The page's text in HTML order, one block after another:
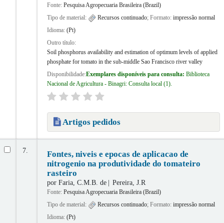
Fonte: Pesquisa Agropecuaria Brasileira (Brazil)
Tipo de material:
Recursos continuado; Formato: impressão normal
Idioma: (Pt)
Outro título:
Soil phosphorus availability and estimation of optimum levels of applied
phosphate for tomato in the sub-middle Sao Francisco river valley
Disponibilidade:Exemplares disponíveis para consulta: Biblioteca
Nacional de Agricultura - Binagri: Consulta local (1).
Artigos pedidos
7.
Fontes, niveis e epocas de aplicacao de
nitrogenio na produtividade do tomateiro
rasteiro
por Faria, C.M.B. de Pereira, J.R
Fonte: Pesquisa Agropecuaria Brasileira (Brazil)
Tipo de material:
Recursos continuado; Formato: impressão normal
Idioma: (Pt)